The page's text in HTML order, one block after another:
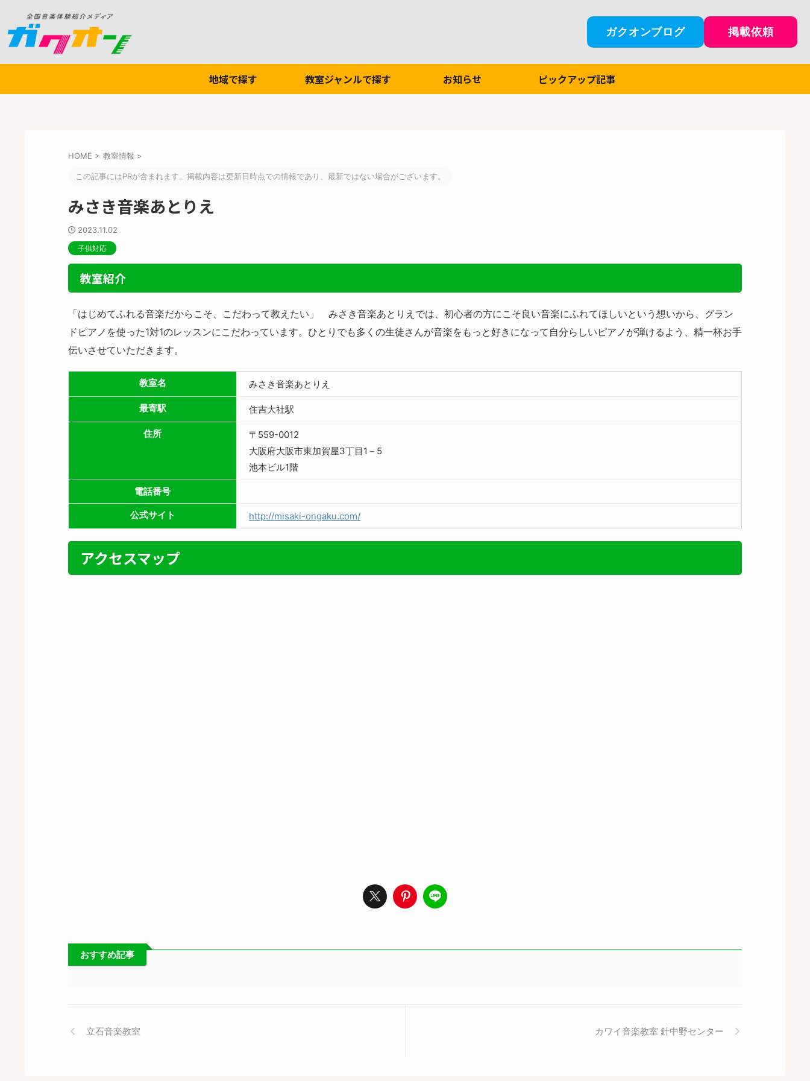
ガクオンブログ 掲載依頼
地域で探す 教室ジャンルで探す お知らせ ピックアップ記事
HOME > 教室情報 >
この記事にはPRが含まれます。掲載内容は更新日時点での情報であり、最新ではない場合がございます。
みさき音楽あとりえ
2023.11.02
子供対応
教室紹介
「はじめてふれる音楽だからこそ、こだわって教えたい」 みさき音楽あとりえでは、初心者の方にこそ良い音楽にふれてほしいという想いから、グラン
ドピアノを使った1対1のレッスンにこだわっています。ひとりでも多くの生徒さんが音楽をもっと好きになって自分らしいピアノが弾けるよう、精一杯お手
伝いさせていただきます。
教室名 みさき音楽あとりえ
最寄駅 住吉大社駅
住所
〒559-0012
大阪府大阪市東加賀屋3丁目1－5
池本ビル1階
電話番号
公式サイト http://misaki-ongaku.com/
アクセスマップ
おすすめ記事
立石音楽教室 カワイ音楽教室 針中野センター